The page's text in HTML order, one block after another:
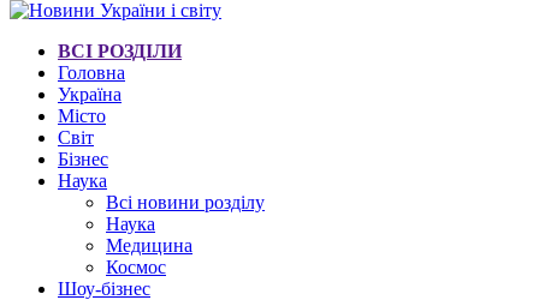
ВСІ РОЗДІЛИ
Головна
Україна
Місто
Світ
Бізнес
Наука
Всі новини розділу
Наука
Медицина
Космос
Шоу-бізнес